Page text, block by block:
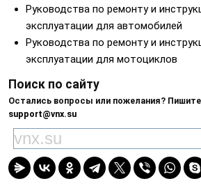
Руководства по ремонту и
эксплуатации для автомобилей
Руководства по ремонту и
эксплуатации для мотоциклов
Поиск по сайту
Остались вопросы или пожелания? Пишите
support@vnx.su